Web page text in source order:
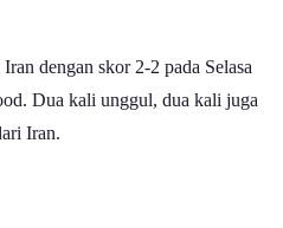
dengan skor 2-2 pada Selasa
Dua kali unggul, dua kali juga
Iran.